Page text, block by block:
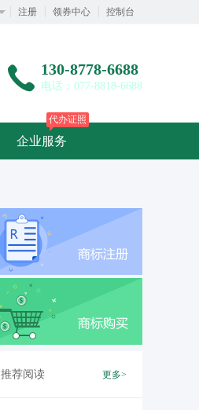
注册 领券中心 控制台
130-8778-6688
电话：077-8818-6688
企业服务
代办证照
推荐阅读 更多>